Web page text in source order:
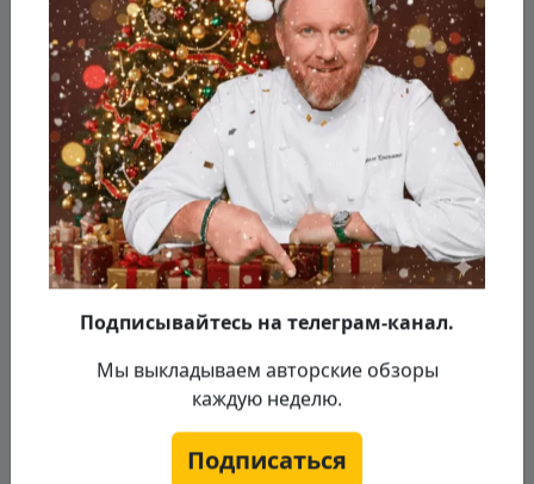
Цукини и баклажаны нарезаем
кружочками одинаковой толщины.
Подписывайтесь на телеграм-канал.
Мы выкладываем авторские обзоры
каждую неделю.
Подписаться